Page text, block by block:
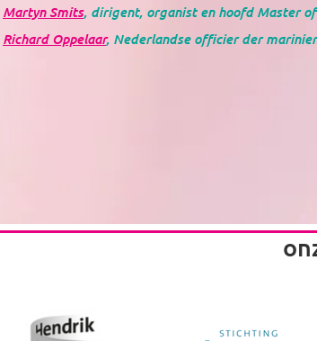
Martyn Smits, dirigent, organist en hoofd Master
Richard Oppelaar, Nederlandse officier der